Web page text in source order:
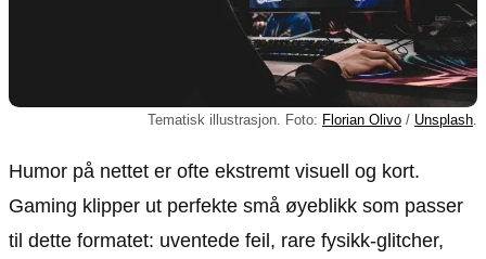
Tematisk illustrasjon. Foto: Florian Olivo / Unsplash
Humor på nettet er ofte ekstremt visuell og kort.
Gaming klipper ut perfekte små øyeblikk som passer
til dette formatet: uventede feil, rare fysikk-glitcher,